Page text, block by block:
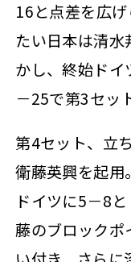
16と点差を広
たい日本は清
かし、終始ド
－25で第3セッ
第4セット、立
衛藤英興を起用
ドイツに5－8
藤のブロック